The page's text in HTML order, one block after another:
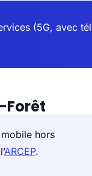
(5G, avec
Forêt
hors
ARCEP.